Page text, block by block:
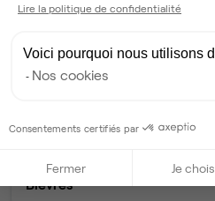
Nos autres annonces
d'espaces de
Courcouronnes
NOS BUREAUX À LOUER DANS LE
Bureaux à louer à
Bièvres
Lire la politique de confidentialité
Voici pourquoi nous utilisons
Nos cookies
Consentements certifiés par
Fermer Je